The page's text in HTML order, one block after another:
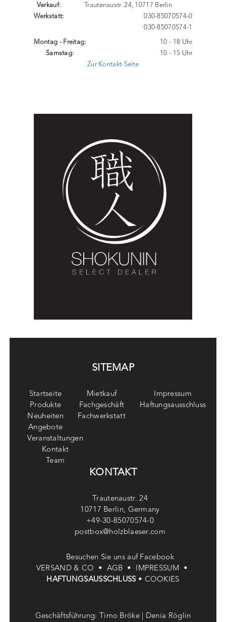
Trautenaustr. 24, 10717 Berlin
Verkauf:
Werkstatt:
030-85070574-0
030-85070574-1
Montag - Freitag:
Samstag:
10 - 18 Uhr
10 - 15 Uhr
Zur Kontakt-Seite
SITEMAP
Startseite
Produkte
Neuheiten
Angebote
Mietkauf
Fachgeschäft
Fachwerkstatt
Impressum
Haftungsausschluss
Veranstaltungen
Kontakt
Team
KONTAKT
Trautenaustr. 24
10717 Berlin, Germany
+49-30-85070574-0
postbox@holzblaeser.com
Besuchen Sie uns auf Facebook
VERSAND & CO • AGB • IMPRESSUM •
HAFTUNGSAUSSCHLUSS • COOKIES
Geschäftsführung: Timo Bröke | Denia Röglin